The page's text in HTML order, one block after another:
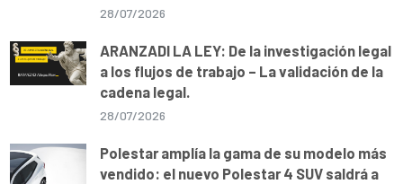
28/07/2026
ARANZADI LA LEY: De la investigación legal
a los flujos de trabajo – La validación de la
cadena legal.
28/07/2026
Polestar amplía la gama de su modelo más
vendido: el nuevo Polestar 4 SUV saldrá a